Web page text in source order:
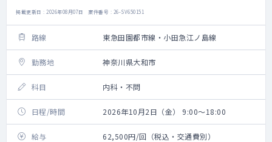
掲載更新日 : 2026年08月07日 案件番号 : 26-SV650151
路線 東急田園都市線・小田急江ノ島線
勤務地 神奈川県大和市
科目 内科・不問
日程/時間 2026年10月2日（金） 9:00～18:00
給与 62,500円/回（税込・交通費別）